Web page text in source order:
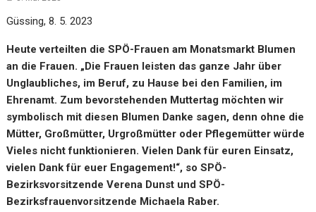
Güssing, 8. 5. 2023
Heute verteilten die SPÖ-Frauen am Monatsmarkt Blumen
an die Frauen. „Die Frauen leisten das ganze Jahr über
Unglaubliches, im Beruf, zu Hause bei den Familien, im
Ehrenamt. Zum bevorstehenden Muttertag möchten wir
symbolisch mit diesen Blumen Danke sagen, denn ohne die
Mütter, Großmütter, Urgroßmütter oder Pflegemütter würde
Vieles nicht funktionieren. Vielen Dank für euren Einsatz,
vielen Dank für euer Engagement!“, so SPÖ-
Bezirksvorsitzende Verena Dunst und SPÖ-
Bezirksfrauenvorsitzende Michaela Raber.